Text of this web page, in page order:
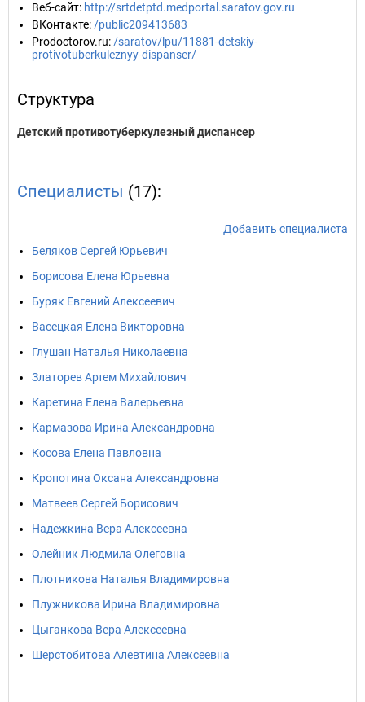
Веб-сайт: http://srtdetptd.medportal.saratov.gov.ru
ВКонтакте: /public209413683
Prodoctorov.ru: /saratov/lpu/11881-detskiy-
protivotuberkuleznyy-dispanser/
Структура
Детский противотуберкулезный диспансер
Специалисты (17):
Добавить специалиста
Беляков Сергей Юрьевич
Борисова Елена Юрьевна
Буряк Евгений Алексеевич
Васецкая Елена Викторовна
Глушан Наталья Николаевна
Златорев Артем Михайлович
Каретина Елена Валерьевна
Кармазова Ирина Александровна
Косова Елена Павловна
Кропотина Оксана Александровна
Матвеев Сергей Борисович
Надежкина Вера Алексеевна
Олейник Людмила Олеговна
Плотникова Наталья Владимировна
Плужникова Ирина Владимировна
Цыганкова Вера Алексеевна
Шерстобитова Алевтина Алексеевна